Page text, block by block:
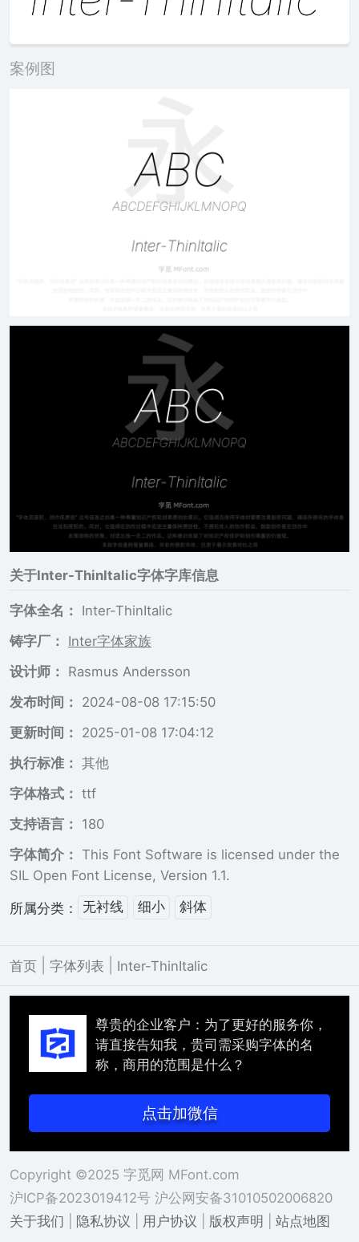
案例图
关于Inter-ThinItalic字体字库信息
字体全名：
Inter-ThinItalic
铸字厂：
Inter字体家族
设计师：
Rasmus Andersson
发布时间：
2024-08-08 17:15:50
更新时间：
2025-01-08 17:04:12
执行标准： 其他
字体格式： ttf
支持语言：
180
字体简介： This Font Software is licensed under the
SIL Open Font License, Version 1.1.
所属分类： 无衬线 细小 斜体
首页 字体列表 Inter-ThinItalic
尊贵的企业客户：为了更好的服务你，
请直接告知我，贵司需采购字体的名
称，商用的范围是什么？
点击加微信
Copyright ©2025 字觅网 MFont.com
沪ICP备2023019412号 沪公网安备31010502006820
关于我们
隐私协议 用户协议 版权声明 站点地图